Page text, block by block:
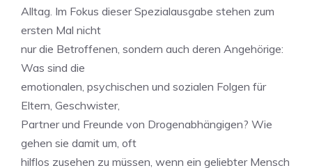
Alltag. Im Fokus dieser Spezialausgabe stehen zum
ersten Mal nicht
nur die Betroffenen, sondern auch deren Angehörige:
Was sind die
emotionalen, psychischen und sozialen Folgen für
Eltern, Geschwister,
Partner und Freunde von Drogenabhängigen? Wie
gehen sie damit um, oft
hilflos zusehen zu müssen, wenn ein geliebter Mensch